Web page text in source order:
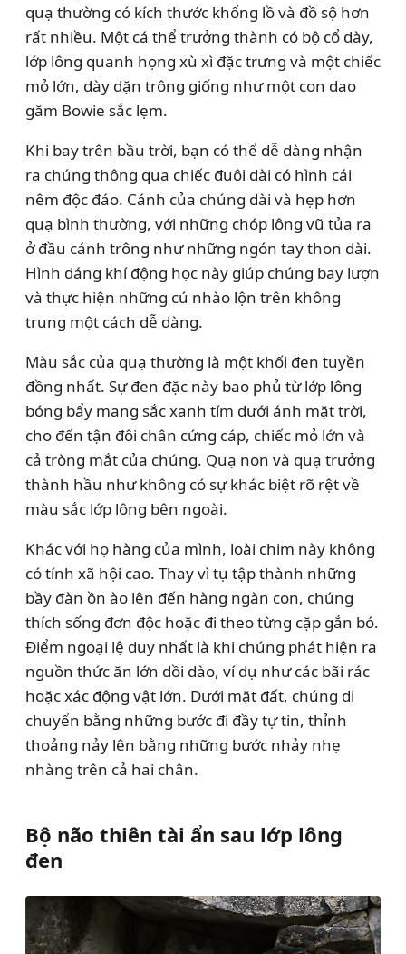
quạ thường có kích thước khổng lồ và đồ sộ hơn
rất nhiều. Một cá thể trưởng thành có bộ cổ dày,
lớp lông quanh họng xù xì đặc trưng và một chiếc
mỏ lớn, dày dặn trông giống như một con dao
găm Bowie sắc lẹm.
Khi bay trên bầu trời, bạn có thể dễ dàng nhận
ra chúng thông qua chiếc đuôi dài có hình cái
nêm độc đáo. Cánh của chúng dài và hẹp hơn
quạ bình thường, với những chóp lông vũ tủa ra
ở đầu cánh trông như những ngón tay thon dài.
Hình dáng khí động học này giúp chúng bay lượn
và thực hiện những cú nhào lộn trên không
trung một cách dễ dàng.
Màu sắc của quạ thường là một khối đen tuyền
đồng nhất. Sự đen đặc này bao phủ từ lớp lông
bóng bẩy mang sắc xanh tím dưới ánh mặt trời,
cho đến tận đôi chân cứng cáp, chiếc mỏ lớn và
cả tròng mắt của chúng. Quạ non và quạ trưởng
thành hầu như không có sự khác biệt rõ rệt về
màu sắc lớp lông bên ngoài.
Khác với họ hàng của mình, loài chim này không
có tính xã hội cao. Thay vì tụ tập thành những
bầy đàn ồn ào lên đến hàng ngàn con, chúng
thích sống đơn độc hoặc đi theo từng cặp gắn bó.
Điểm ngoại lệ duy nhất là khi chúng phát hiện ra
nguồn thức ăn lớn dồi dào, ví dụ như các bãi rác
hoặc xác động vật lớn. Dưới mặt đất, chúng di
chuyển bằng những bước đi đầy tự tin, thỉnh
thoảng nảy lên bằng những bước nhảy nhẹ
nhàng trên cả hai chân.
Bộ não thiên tài ẩn sau lớp lông
đen